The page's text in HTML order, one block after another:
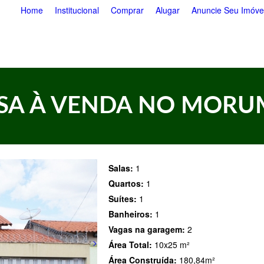
Pular
Home Institucional Comprar Alugar Anuncie Seu
À VENDA NO
>
Salas: 1
Quartos: 1
Suítes: 1
Banheiros: 1
Vagas na garagem:2
Área Total: 10x25 m²
Área Construída: 180,84m²